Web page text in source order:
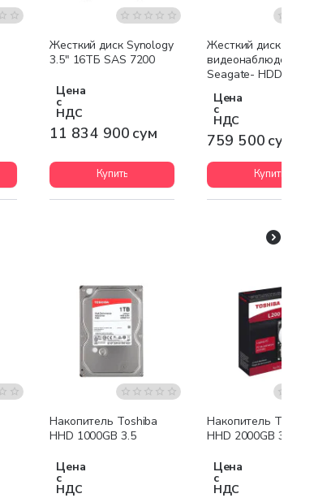
Бесплатная доставка
Жесткий диск Synology
3.5" 16TБ SAS 7200
Цена
с
НДС
11 834 900 сум
Купить
Жесткий диск для
видеонаблюдения
Seagate- HDD -
Цена
с
НДС
759 500 сум
Купить
Накопитель Toshiba
HHD 1000GB 3.5
Цена
с
НДС
Накопитель
HHD 2000GB 3.5
Цена
с
НДС